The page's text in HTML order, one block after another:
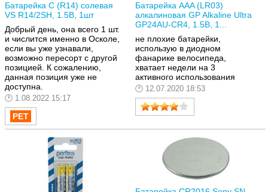
Батарейка C (R14) солевая
VS R14/2SH, 1.5В, 1шт
Добрый день, она всего 1 шт.
и числится именно в Осколе,
если вы уже узнавали,
возможно пересорт с другой
позицией. К сожалению,
данная позиция уже не
доступна.
1.08.2022 15:17
Батарейка AAA (LR03)
алкалиновая GP Alkaline Ultra
GP24AU-CR4, 1.5В, 1...
не плохие батарейки,
использую в диодном
фанарике велосипеда,
хватает недели на 3
активного использования
12.07.2020 18:53